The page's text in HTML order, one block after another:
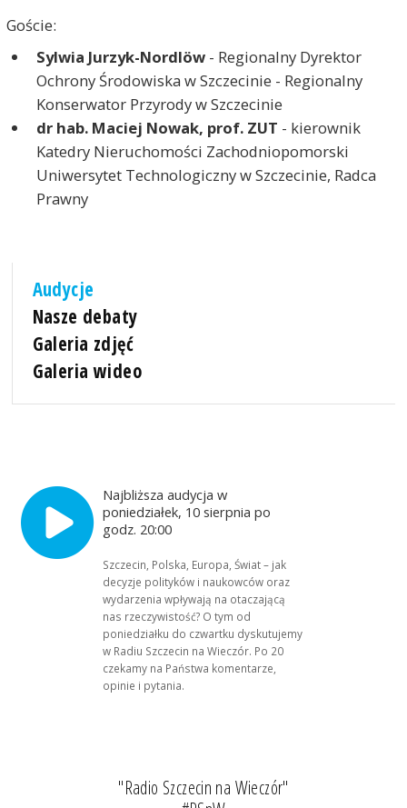
Goście:
Sylwia Jurzyk-Nordlöw- Regionalny Dyrektor
Ochrony Środowiska w Szczecinie - Regionalny
Konserwator Przyrody w Szczecinie
dr hab. Maciej Nowak, prof. ZUT - kierownik
Katedry Nieruchomości Zachodniopomorski
Uniwersytet Technologiczny w Szczecinie, Radca
Prawny
Audycje
Nasze debaty
Galeria zdjęć
Galeria wideo
Najbliższa audycja w
poniedziałek, 10 sierpnia po
godz. 20:00
Szczecin, Polska, Europa, Świat – jak
decyzje polityków i naukowców oraz
wydarzenia wpływają na otaczającą
nas rzeczywistość? O tym od
poniedziałku do czwartku dyskutujemy
w Radiu Szczecin na Wieczór. Po 20
czekamy na Państwa komentarze,
opinie i pytania.
"Radio Szczecin na Wieczór"